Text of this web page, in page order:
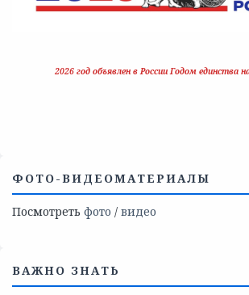
2026 год объявлен в России Годом единства
ФОТО-ВИДЕОМАТЕРИАЛЫ
Посмотреть фото / видео
ВАЖНО ЗНАТЬ